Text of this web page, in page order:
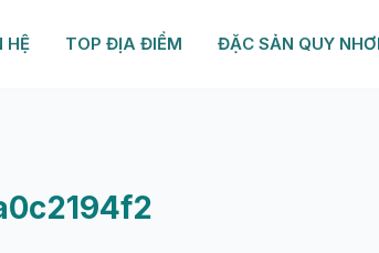
HỆ TOP ĐỊA ĐIỂM ĐẶC SẢN QUY